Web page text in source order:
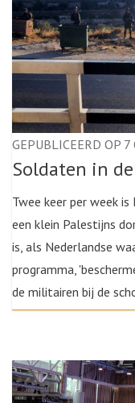
GEPUBLICEERD OP
Soldaten in
Twee keer per week
een klein Palestijns
is, als Nederlandse
programma,
de militairen bij de